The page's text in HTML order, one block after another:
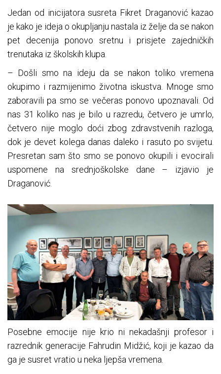
Jedan od inicijatora susreta Fikret Draganović kazao
je kako je ideja o okupljanju nastala iz želje da se nakon
pet decenija ponovo sretnu i prisjete zajedničkih
trenutaka iz školskih klupa.
– Došli smo na ideju da se nakon toliko vremena
okupimo i razmijenimo životna iskustva. Mnoge smo
zaboravili pa smo se večeras ponovo upoznavali. Od
nas 31 koliko nas je bilo u razredu, četvero je umrlo,
četvero nije moglo doći zbog zdravstvenih razloga,
dok je devet kolega danas daleko i rasuto po svijetu.
Presretan sam što smo se ponovo okupili i evocirali
uspomene na srednjoškolske dane – izjavio je
Draganović.
Posebne emocije nije krio ni nekadašnji profesor i
razrednik generacije Fahrudin Midžić, koji je kazao da
ga je susret vratio u neka ljepša vremena.